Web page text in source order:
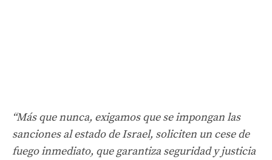
“Más que nunca, exigamos que se impongan las
sanciones al estado de Israel, soliciten un cese de
fuego inmediato, que garantiza seguridad y justicia